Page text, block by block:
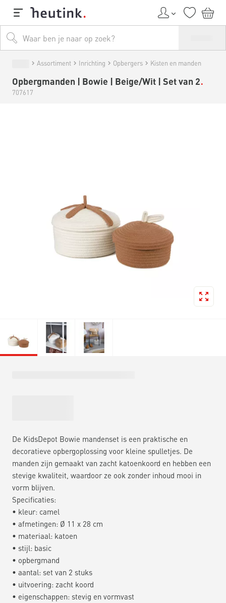
Assortiment Inrichting Opbergers Kisten en manden
Opbergmanden | Bowie | Beige/Wit | Set van 2
707617
De KidsDepot Bowie mandenset is een praktische en
decoratieve opbergoplossing voor kleine spulletjes. De
manden zijn gemaakt van zacht katoenkoord en hebben een
stevige kwaliteit, waardoor ze ook zonder inhoud mooi in
vorm blijven.
Specificaties:
• kleur: camel
• afmetingen: Ø 11 x 28 cm
• materiaal: katoen
• stijl: basic
• opbergmand
• aantal: set van 2 stuks
• uitvoering: zacht koord
• eigenschappen: stevig en vormvast